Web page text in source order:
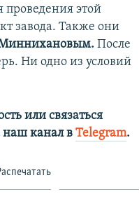
проведения этой
завода. Также они
После
Ни одно из условий
или связаться
наш канал вTelegram.